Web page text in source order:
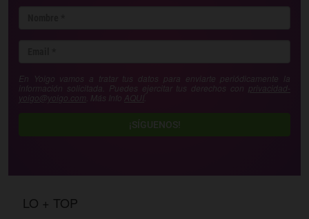
En Yoigo vamos a tratar tus datos para enviarte periódicamente la
información solicitada. Puedes ejercitar tus derechos con privacidad-
yoigo@yoigo.com . Más Info AQUÍ
¡SÍGUENOS!
LO + TOP